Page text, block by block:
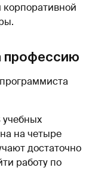
корпоративной
профессию
на четыре
достаточно
работу по